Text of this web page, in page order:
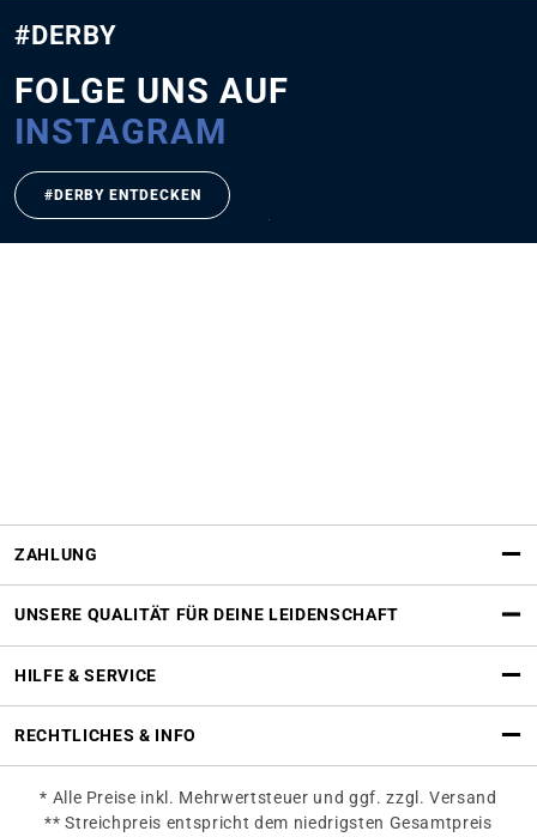
#DERBY
FOLGE UNS AUF
INSTAGRAM
#DERBY ENTDECKEN
ZAHLUNG
UNSERE QUALITÄT FÜR DEINE LEIDENSCHAFT
HILFE & SERVICE
RECHTLICHES & INFO
* Alle Preise inkl. Mehrwertsteuer und ggf. zzgl. Versand
** Streichpreis entspricht dem niedrigsten Gesamtpreis